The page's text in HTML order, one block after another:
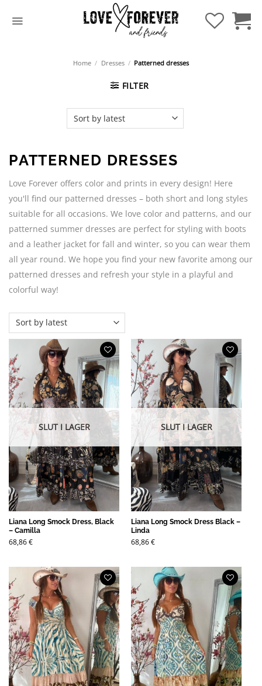
Home / Dresses / Patterned dresses
FILTER
PATTERNED DRESSES
Love Forever offers color and prints in every design! Here
you'll find our patterned dresses – both short and long styles
suitable for all occasions. We love color and patterns, and our
patterned summer dresses are perfect for styling with boots
and a leather jacket for fall and winter, so you can wear them
all year round. We hope you find your new favorite among our
patterned dresses and refresh your style in a playful and
colorful way!
SLUT I LAGER
Liana Long Smock Dress, Black
– Camilla
68,86€
SLUT I LAGER
Liana Long Smock Dress Black –
Linda
68,86€